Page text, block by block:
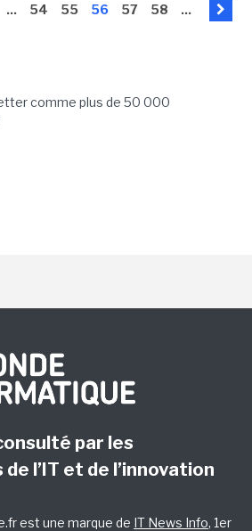
... 54 55 56 57 58 ...
comme plus de 50 000
par les
l’IT et de l’innovation
est une marque de IT News Info, 1er